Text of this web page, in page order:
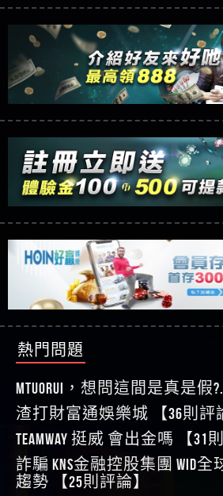
錢怎麼辦 本文教你如何拿回被
KnTop是詐騙嗎 【KnTop】KnTop
的錢一招拿回
【免費討回資金賴zg369】機台
機台運算專案是不是詐騙 機
被機台運算專案詐騙的錢怎麼
回被騙資金
【其他問題】 Hoyabit詐騙持續
討回資金賴zg369】Hoyabit是詐
騙 Hoyabit是真的嗎 被
本文教你如何拿回被騙資金
【其他問題】KS.M多元化行銷
中【免費討回資金賴zg369】
騙嗎 KS.M多元化行銷是不是詐
真的嗎 被KS.M多元化行銷詐騙
你如何拿回被騙資金
【其他問題】免費追回賴「
家 Family & Love如何詐騙 野原家
騙 野原家 Family & Love是真的嗎 野
詐騙嗎 165多次通報野原家
【其他問題】元盈橋詐騙持續
討回資金賴zg369】元盈橋是詐
詐騙 元盈橋是真的嗎 被元盈
【其他問題】被騙追回賴【
型詐騙手法欺詐群眾 M.L.Edge是
金 被M.L.Edge詐騙的錢一招拿回
【其他問題】 Robinhood詐騙持
不是詐騙 Robinhood是真的嗎 被
麼辦 本文教你如何拿回被騙資
資金賴zg369】FLTO是詐騙嗎
真的嗎 被FLTO詐騙的錢怎麼辦
被騙資金
【其他問題】 遇詐騙求救賴【
ALYWS詐騙家破人亡 ALYWS是真
ALYWS是詐騙嗎 （ALYWS）無
【其他問題】 一招教你揭秘
者免費援助賴zg369）當當詐
當是真的嗎 當當是詐騙嗎 六
利回報被騙的家破人亡
【其他問題】用理性數據指路
娛樂之旅
【其他問題】【老玩家不藏私
這樣挑！RTP、波動率和平台
【推薦博弈】這款《ATG 武俠
過才知道什麼叫超過3萬種中獎
【推薦博弈】BNG電子遊戲完
機、集鴻運玩法、獨家試玩一
【其他問題】【2025】ATG試
51,000倍數玩法攻略，輕鬆稱
【其他問題】「拆解力智投資
賴zg369」力智投資是不是詐騙
力智投資是詐騙嗎 南部老翁還
回報獲利 請不要在匯款
【其他問題】 【遇天盛商行詐
zg369】天盛商行詐騙 天盛商
行是真的嗎 天盛商行是詐騙嗎
招教你拿回
【其他問題】 受害者援助賴【
大戶e點靈詐騙痛不欲生 大戶e
點靈是不是詐騙 大戶e點靈是詐
法出金 （大戶e點靈）教你如
【其他問題】 弘記投資詐騙持
費討回資金賴zg369】弘記投資
是不是詐騙 弘記投資是真的嗎
錢怎麼辦 本文教你如何拿回被
【其他問題】 被騙追回賴【
詐騙手法欺詐群眾 KnTop是真的
KnTop是詐騙嗎 【KnTop】KnTop
的錢一招拿回
【其他問題】機台運算專案詐
【免費討回資金賴zg369】機台
機台運算專案是不是詐騙 機台
被機台運算專案詐騙的錢怎麼
回被騙資金
【其他問題】 Hoyabit詐騙持續
討回資金賴zg369】Hoyabit是詐
騙 Hoyabit是真的嗎 被
本文教你如何拿回被騙資金
【其他問題】KS.M多元化行銷
中【免費討回資金賴zg369】
騙嗎 KS.M多元化行銷是不是詐騙
真的嗎 被KS.M多元化行銷詐騙
【其他問題】免費追回賴「
家 Family & Love如何詐騙 野原家
騙 野原家 Family & Love是真的嗎
【其他問題】元盈橋詐騙持續
討回資金賴zg369】元盈橋是詐
【其他問題】被騙追回賴【zg369
【Wei】讚
【沈樂慧】又是九州??爛死了
【林伊依】爛死了拉贏錢直接
【陳靜茹】推薦小畢，我也是
【黃家羭】推推
【AVA娛樂城】還會自己做假
好厲
【陳順堪】黑網不出金
【黃伊珊】不推薦爛公司
【陳順堪】星匯娛樂城出金幾
金
【陳順堪】黑網出金幾次後贏
【玩運彩】
【asd】唬爛不出金黑網垃圾平
【蘇俊曄】所以會出金嗎現在
【侯依揚】廢物喔
【傑】推代理真的好相處
回答
【王亞廷】LINE:kK605638
【王亞廷】#免費手遊#錢龍皇
【傑】真的
【蔡如軒】黑網一個呵呵
【Wei】讚
【沈樂慧】又是九州??爛死了
【林伊依】爛死了拉贏錢直接
【陳靜茹】推薦小畢，我也是
熱門問題
MTUORUi，想問這間是真是假
渣打財富通娛樂城 【36則評
TEAMWAY 挺威 會出金嗎 【31
詐騙 kns金融控股集團 WID全
趨勢 【25則評論】